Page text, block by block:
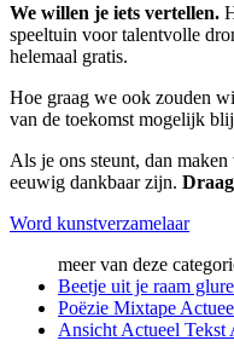
We willen je iets vertellen.
speeltuin voor talentvolle
helemaal gratis.
Hoe graag we ook zouden
van de toekomst mogelijk
Als je ons steunt, dan
eeuwig dankbaar zijn.
Word kunstverzamelaar
meer van deze
Beetje uit je raam
Poëzie Mixtape
Ansicht Actueel Tekst